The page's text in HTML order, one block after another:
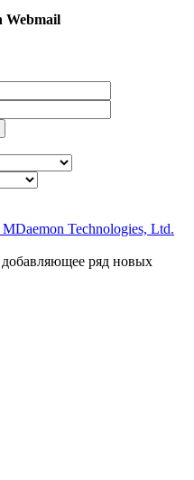
Technologies, Ltd.
ряд новых